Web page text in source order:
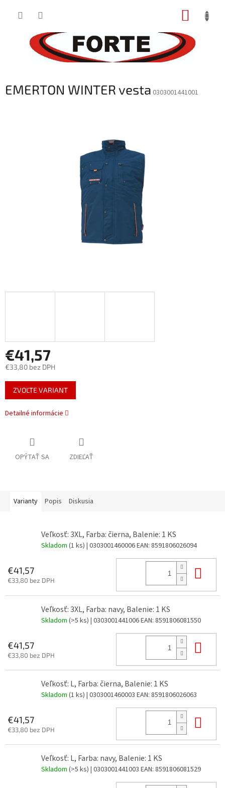
EMERTON WINTER vesta 0303001441001
€41,57
€33,80 bez DPH
Jednotková
cena:
ZVOĽTE VARIANT
Detailné informácie
OPÝTAŤ SA ZDIEĽAŤ
Varianty Popis Diskusia
Veľkosť: 3XL, Farba: čierna, Balenie: 1 KS
Skladom (1 ks) | 0303001460006EAN: 8591806026094
€41,57
€33,80 bez DPH
Veľkosť: 3XL, Farba: navy, Balenie: 1 KS
Skladom (>5 ks) | 0303001441006EAN: 8591806081550
€41,57
€33,80 bez DPH
Veľkosť: L, Farba: čierna, Balenie: 1 KS
Skladom (1 ks) | 0303001460003 EAN: 8591806026063
€41,57
€33,80 bez DPH
Veľkosť: L, Farba: navy, Balenie: 1 KS
Skladom (>5 ks) | 0303001441003 EAN: 8591806081529